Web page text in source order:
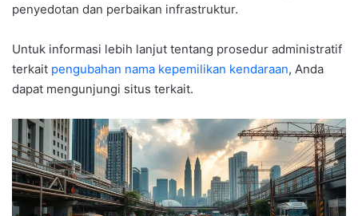
penyedotan dan perbaikan infrastruktur.
Untuk informasi lebih lanjut tentang prosedur administratif
terkait pengubahan nama kepemilikan kendaraan, Anda
dapat mengunjungi situs terkait.